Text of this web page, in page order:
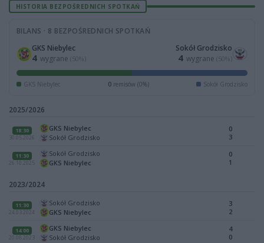
HISTORIA BEZPOŚREDNICH SPOTKAŃ
BILANS · 8 BEZPOŚREDNICH SPOTKAŃ
GKS Niebylec
4 wygrane (50%)
Sokół Grodzisko
4 wygrane (50%)
GKS Niebylec 0remisów (0%) Sokół Grodzisko
2025/2026
18:30
30.05.2026
GKS Niebylec
Sokół Grodzisko
0
3
11:30
26.10.2025
Sokół Grodzisko
GKS Niebylec
0
1
2023/2024
11:30
24.03.2024
Sokół Grodzisko
GKS Niebylec
3
2
14:00
20.08.2023
GKS Niebylec
Sokół Grodzisko
4
0